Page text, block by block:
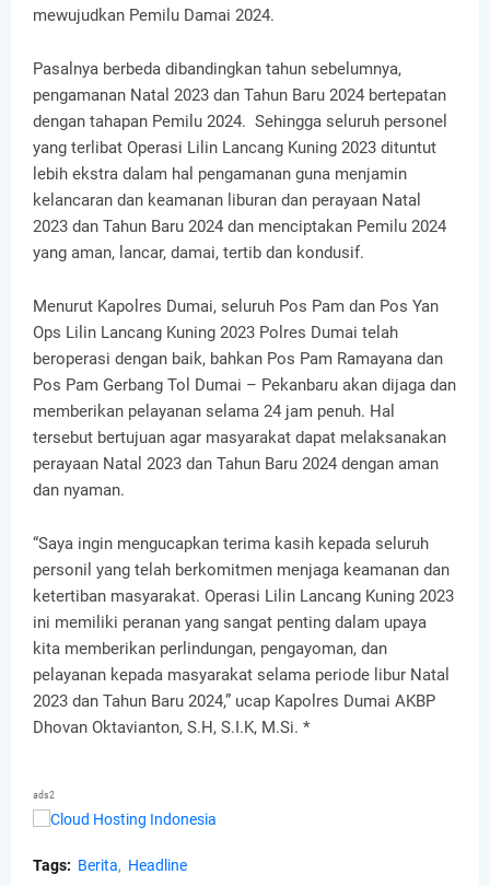
mewujudkan Pemilu Damai 2024.
Pasalnya berbeda dibandingkan tahun sebelumnya,
pengamanan Natal 2023 dan Tahun Baru 2024 bertepatan
dengan tahapan Pemilu 2024. Sehingga seluruh personel
yang terlibat Operasi Lilin Lancang Kuning 2023 dituntut
lebih ekstra dalam hal pengamanan guna menjamin
kelancaran dan keamanan liburan dan perayaan Natal
2023 dan Tahun Baru 2024 dan menciptakan Pemilu 2024
yang aman, lancar, damai, tertib dan kondusif.
Menurut Kapolres Dumai, seluruh Pos Pam dan Pos Yan
Ops Lilin Lancang Kuning 2023 Polres Dumai telah
beroperasi dengan baik, bahkan Pos Pam Ramayana dan
Pos Pam Gerbang Tol Dumai – Pekanbaru akan dijaga dan
memberikan pelayanan selama 24 jam penuh. Hal
tersebut bertujuan agar masyarakat dapat melaksanakan
perayaan Natal 2023 dan Tahun Baru 2024 dengan aman
dan nyaman.
“Saya ingin mengucapkan terima kasih kepada seluruh
personil yang telah berkomitmen menjaga keamanan dan
ketertiban masyarakat. Operasi Lilin Lancang Kuning 2023
ini memiliki peranan yang sangat penting dalam upaya
kita memberikan perlindungan, pengayoman, dan
pelayanan kepada masyarakat selama periode libur Natal
2023 dan Tahun Baru 2024,” ucap Kapolres Dumai AKBP
Dhovan Oktavianton, S.H, S.I.K, M.Si. *
ads2
Tags: Berita Headline